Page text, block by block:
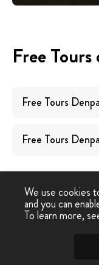
Free
Free Tours
Free Tours
Free Tour ›
We use cookies
and you can
To learn more,